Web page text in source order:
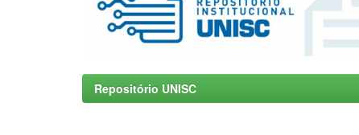
Repositório UNISC